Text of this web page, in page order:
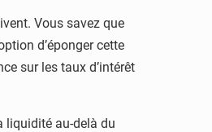
Vous savez que
d’éponger cette
sur les taux d’intérêt
liquidité au-delà du